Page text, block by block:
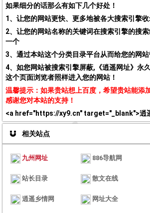
如果细分的话那么有如下几个好处！
1、让您的网站更快、更多地被各大搜索引擎
2、让您的网站名称的关键词在搜索引擎的搜
一个
3、通过本站这个分类目录平台从而给您的网
4、如您网站被搜索引擎屏蔽,《逍遥网址》永
这个页面浏览者照样进入您的网站！
温馨提示：如果贵站想上百度，希望贵站能添
感谢您对本站的支持！
<a href="https://xy9.cn" target="_blank">逍
相关站点
九州网址 886导航网
站长目录 散文在线
逍遥乡情网 网址大全